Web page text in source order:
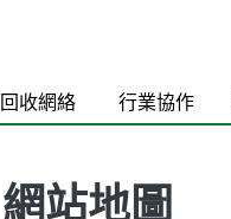
回收網絡 行業協作
網站地圖